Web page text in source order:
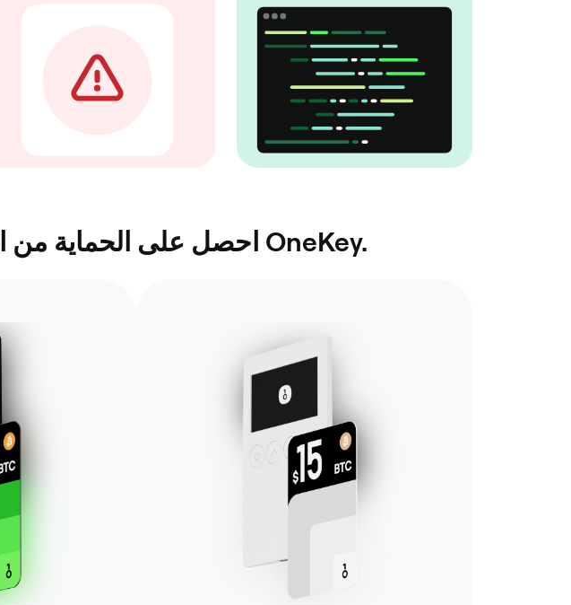
احصل على الحماية من المستوى التالي من خلال الاقتران بمحفظة الأجهزة OneKey.